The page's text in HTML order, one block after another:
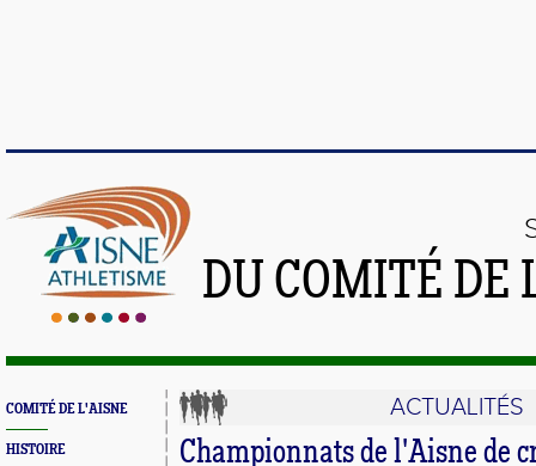
DU COMITÉ
COMITÉ DE L'AISNE
HISTOIRE
ACTUALITÉS
Championnats de l'Aisne de